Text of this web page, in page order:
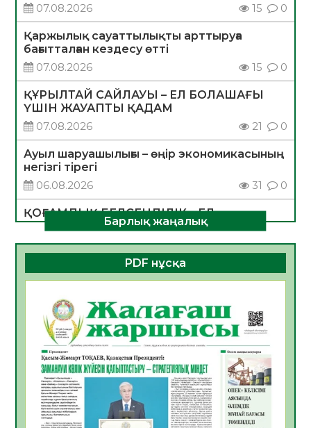
07.08.2026
15 0
Қаржылық сауаттылықты арттыруға
бағытталған кездесу өтті
07.08.2026
15 0
ҚҰРЫЛТАЙ САЙЛАУЫ – ЕЛ БОЛАШАҒЫ
ҮШІН ЖАУАПТЫ ҚАДАМ
07.08.2026
21 0
Ауыл шаруашылығы – өңір экономикасының
негізгі тірегі
06.08.2026
31 0
ҚОҒАМДЫҚ БЕЛСЕНДІЛІК – ЕЛ
ДАМУЫНЫҢ НЕГІЗІ
06.08.2026
30 0
ҚҰРЫЛТАЙ САЙЛАУЫ – БОЛАШАҚҚА
БАСТАР ЖАУАПТЫ ТАҢДАУ
06.08.2026
Инфекциялық ауруларға қарсы иммундау
жұмыстарының тиімділігі
06.08.2026
33
Көкжөтел ауруы туралы
06.08.2026
30
Барлық жаңалық
PDF нұсқа